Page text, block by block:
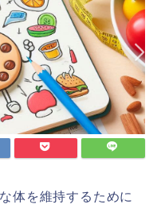
体を維持するために